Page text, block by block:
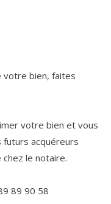
votre bien, faites
votre bien et vous
futurs acquéreurs
le notaire.
89 90 58